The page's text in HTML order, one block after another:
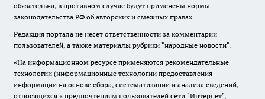
обязательна, в противном случае будут применены нормы
законодательства РФ об авторских и смежных правах.
Редакция портала не несет ответственности за комментарии
пользователей, а также материалы рубрики "народные новости".
«На информационном ресурсе применяются рекомендательные
технологии (информационные технологии предоставления
информации на основе сбора, систематизации и анализа сведений,
относящихся к предпочтениям пользователей сети "Интернет",